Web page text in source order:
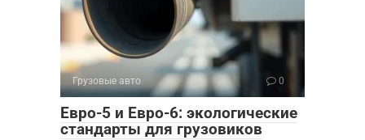
Грузовые авто 0
Евро-5 и Евро-6: экологические
стандарты для грузовиков